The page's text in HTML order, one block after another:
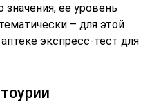
значения, ее уровень
– для этой
экспресс-тест для